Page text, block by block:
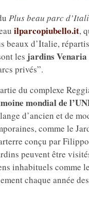
Plus beau parc
ilparcopiubello.it,
beaux d’Italie,
les jardins Venaria
privés”.
du complexe
mondial de
d’ancien et de
comme le
conçu par
peuvent être
inhabituels comme le
chaque année